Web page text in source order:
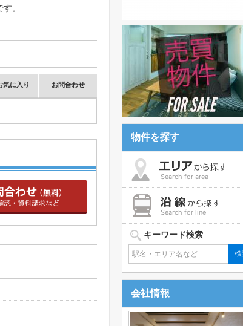
。
気に入り お問合わせ
物件を探す
Search for area
Search for line
キーワード検索
会社情報